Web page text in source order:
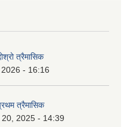
त्रैमासिक
- 16:16
त्रैमासिक
2025 - 14:39